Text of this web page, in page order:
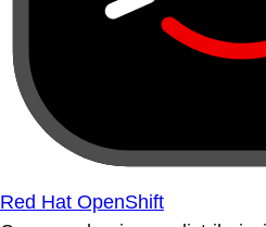
Red Hat OpenShift